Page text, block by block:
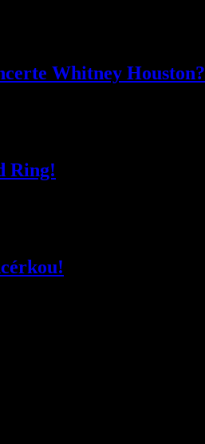
Whitney Houston?
Ring!